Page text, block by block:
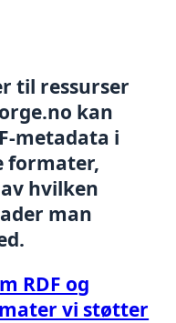
til ressurser
kan
metadata i
formater,
hvilken
man
RDF og
vi støtter